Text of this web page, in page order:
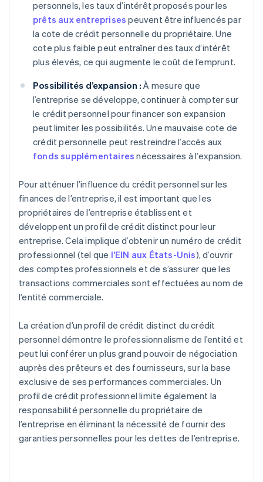
personnels, les taux d’intérêt proposés pour les
prêts aux entreprises peuvent être influencés par
la cote de crédit personnelle du propriétaire. Une
cote plus faible peut entraîner des taux d’intérêt
plus élevés, ce qui augmente le coût de l’emprunt.
Possibilités d’expansion : À mesure que
l’entreprise se développe, continuer à compter sur
le crédit personnel pour financer son expansion
peut limiter les possibilités. Une mauvaise cote de
crédit personnelle peut restreindre l’accès aux
fonds supplémentaires nécessaires à l’expansion.
Pour atténuer l’influence du crédit personnel sur les
finances de l’entreprise, il est important que les
propriétaires de l’entreprise établissent et
développent un profil de crédit distinct pour leur
entreprise. Cela implique d’obtenir un numéro de crédit
professionnel (tel que l’EIN aux États-Unis), d’ouvrir
des comptes professionnels et de s’assurer que les
transactions commerciales sont effectuées au nom de
l’entité commerciale.
La création d’un profil de crédit distinct du crédit
personnel démontre le professionnalisme de l’entité et
peut lui conférer un plus grand pouvoir de négociation
auprès des prêteurs et des fournisseurs, sur la base
exclusive de ses performances commerciales. Un
profil de crédit professionnel limite également la
responsabilité personnelle du propriétaire de
l’entreprise en éliminant la nécessité de fournir des
garanties personnelles pour les dettes de l’entreprise.